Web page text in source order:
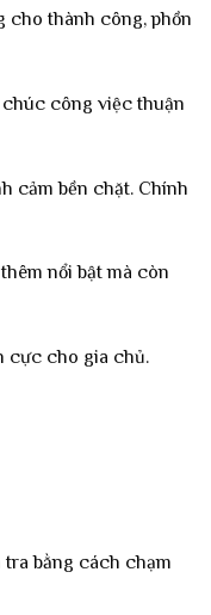
cho thành công, phồn
chúc công việc thuận
cảm bền chặt. Chính
nổi bật mà còn
cực cho gia chủ.
bằng cách chạm